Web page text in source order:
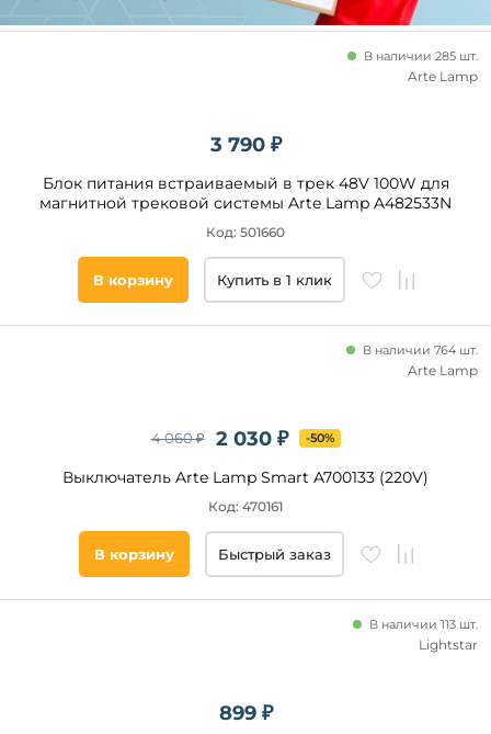
3 790 ₽
Блок питания встраиваемый в трек 48V 100W для
магнитной трековой системы Arte Lamp A482533N
В наличии 285 шт.
Код: 501660
Arte Lamp
В корзину Купить в 1 клик
2 030 ₽
4 060 ₽ -50%
Выключатель Arte Lamp Smart A700133 (220V)
В наличии 764 шт.
Код: 470161
Arte Lamp
В корзину Быстрый заказ
899 ₽
В наличии 113 шт.
Lightstar